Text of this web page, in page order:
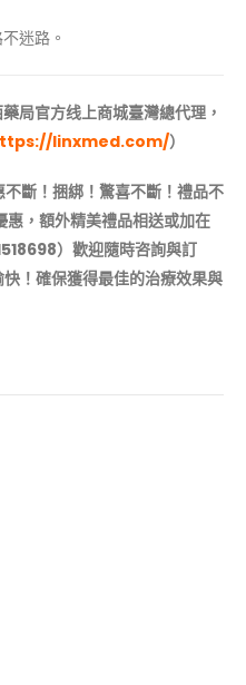
迷路。
藥局官方线上商城臺灣總代理，
linxmed.com/）
斷！捆綁！驚喜不斷！禮品不
，額外精美禮品相送或加在
）歡迎隨時咨詢與訂
！確保獲得最佳的治療效果與